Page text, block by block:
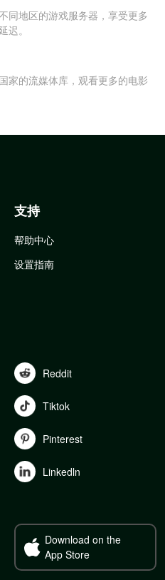
同地区的游戏服务器，享受更多
迟。
家的流媒体库，观看更多的电影
支持
帮助中心
设置指南
Reddit
Tiktok
Pinterest
Linkedln
Download on the
App Store